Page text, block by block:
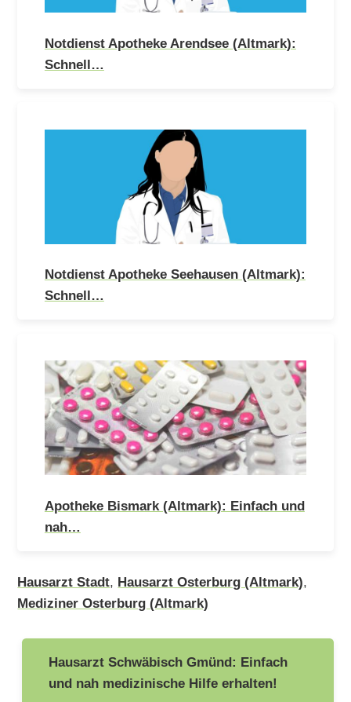
Notdienst Apotheke Arendsee (Altmark):
Schnell…
Notdienst Apotheke Seehausen (Altmark):
Schnell…
Apotheke Bismark (Altmark): Einfach und
nah…
Hausarzt Stadt, Hausarzt Osterburg (Altmark),
Mediziner Osterburg (Altmark)
Beitragsnavigation
Hausarzt Schwäbisch Gmünd: Einfach
und nah medizinische Hilfe erhalten!